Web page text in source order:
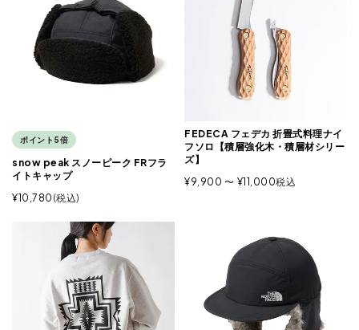
ポイント5倍
snow peak スノーピーク FRフラ
イトキャップ
¥10,780 税込
FEDECA フェデカ 折畳式料理ナイ
フソロ【積層強化木・積層材シリー
ズ】
¥9,900 〜 ¥11,000税込